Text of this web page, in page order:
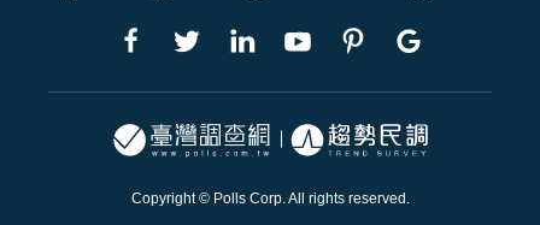
Copyright © Polls Corp. All rights reserved.